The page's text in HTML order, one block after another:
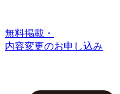
無料掲載・
内容変更のお申し込み